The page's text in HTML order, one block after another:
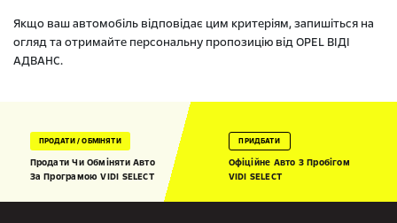
Якщо ваш автомобіль відповідає цим критеріям, запишіться на
огляд та отримайте персональну пропозицію від OPEL ВІДІ
АДВАНС.
ПРОДАТИ / ОБМІНЯТИ
Продати Чи Обміняти Авто
За Програмою VIDI SELECT
ПРИДБАТИ
Офіційне Авто З Пробігом
VIDI SELECT